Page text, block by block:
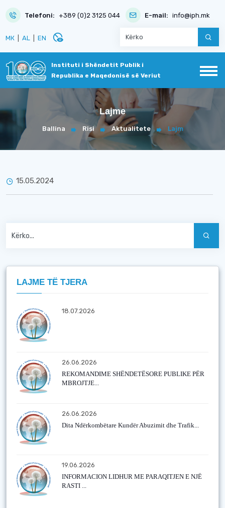
Telefoni: +389 (0)2 3125 044 E-mail: info@iph.mk
МК AL EN disabled_visible
Instituti i Shëndetit Publik i
Republika e Maqedonisë së Veriut
Lajme
Ballina Risi Aktualitete Lajm
15.05.2024
LAJME TË TJERA
18.07.2026
26.06.2026
REKOMANDIME SHËNDETËSORE PUBLIKE PËR
MBROJTJE...
26.06.2026
Dita Ndërkombëtare Kundër Abuzimit dhe Trafik...
19.06.2026
INFORMACION LIDHUR ME PARAQITJEN E NJË
RASTI ...